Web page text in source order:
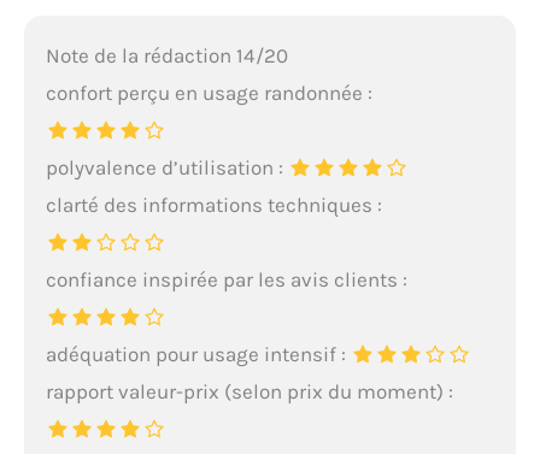
Note de la rédaction 14/20
confort perçu en usage randonnée :
polyvalence d’utilisation :
clarté des informations techniques :
confiance inspirée par les avis clients :
adéquation pour usage intensif :
rapport valeur-prix (selon prix du moment) :